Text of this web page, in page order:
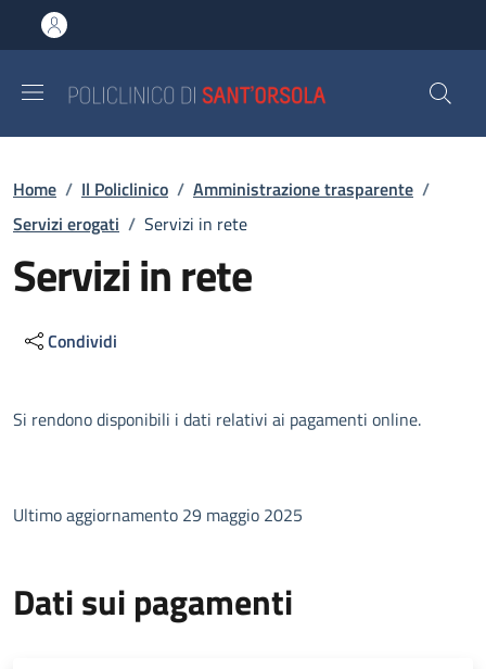
al contenuto principale
to footer content
Briciole di pane
Home / Il Policlinico / Amministrazione trasparente /
Servizi erogati / Servizi in rete
Servizi in rete
Condividi
Descrizione
Si rendono disponibili i dati relativi ai pagamenti online.
Ultimo aggiornamento 29 maggio 2025
Dati sui pagamenti